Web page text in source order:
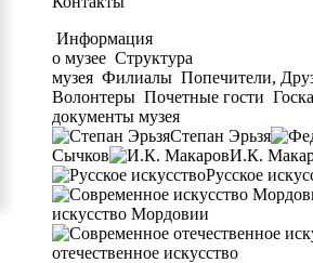
Информация
о музее Структура
музея Филиалы Попечители,
Волонтеры Почетные гости
документы музея
Степан Эрьзя
Сычков
И.К.
Русское
искусство Мордовии
отечественное искусство